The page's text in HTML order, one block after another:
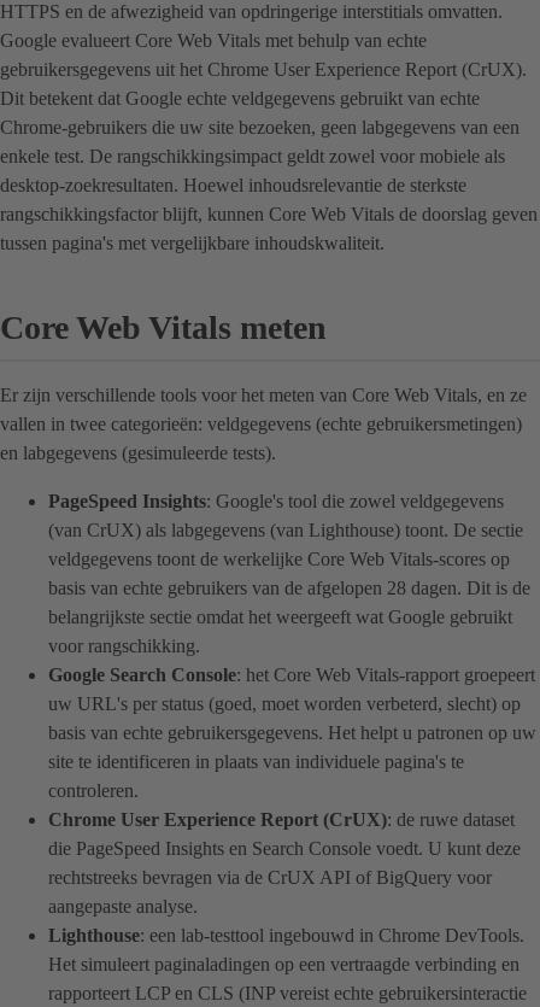
HTTPS en de afwezigheid van opdringerige interstitials omvatten.
Google evalueert Core Web Vitals met behulp van echte
gebruikersgegevens uit het Chrome User Experience Report (CrUX).
Dit betekent dat Google echte veldgegevens gebruikt van echte
Chrome-gebruikers die uw site bezoeken, geen labgegevens van een
enkele test. De rangschikkingsimpact geldt zowel voor mobiele als
desktop-zoekresultaten. Hoewel inhoudsrelevantie de sterkste
rangschikkingsfactor blijft, kunnen Core Web Vitals de doorslag geven
tussen pagina's met vergelijkbare inhoudskwaliteit.
Core Web Vitals meten
Er zijn verschillende tools voor het meten van Core Web Vitals, en ze
vallen in twee categorieën: veldgegevens (echte gebruikersmetingen)
en labgegevens (gesimuleerde tests).
PageSpeed Insights: Google's tool die zowel veldgegevens
(van CrUX) als labgegevens (van Lighthouse) toont. De sectie
veldgegevens toont de werkelijke Core Web Vitals-scores op
basis van echte gebruikers van de afgelopen 28 dagen. Dit is de
belangrijkste sectie omdat het weergeeft wat Google gebruikt
voor rangschikking.
Google Search Console: het Core Web Vitals-rapport groepeert
uw URL's per status (goed, moet worden verbeterd, slecht) op
basis van echte gebruikersgegevens. Het helpt u patronen op uw
site te identificeren in plaats van individuele pagina's te
controleren.
Chrome User Experience Report (CrUX): de ruwe dataset
die PageSpeed Insights en Search Console voedt. U kunt deze
rechtstreeks bevragen via de CrUX API of BigQuery voor
aangepaste analyse.
Lighthouse: een lab-testtool ingebouwd in Chrome DevTools.
Het simuleert paginaladingen op een vertraagde verbinding en
rapporteert LCP en CLS (INP vereist echte gebruikersinteractie